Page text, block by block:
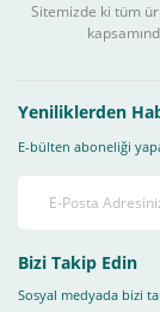
Sitemizde ki tüm
Yeniliklerden
E-bülten aboneliği
Bizi Takip Edin
Sosyal medyada bizi